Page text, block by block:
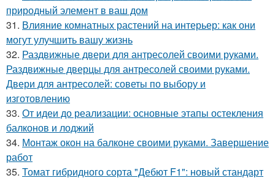
природный элемент в ваш дом
31. Влияние комнатных растений на интерьер: как они
могут улучшить вашу жизнь
32. Раздвижные двери для антресолей своими руками.
Раздвижные дверцы для антресолей своими руками.
Двери для антресолей: советы по выбору и
изготовлению
33. От идеи до реализации: основные этапы остекления
балконов и лоджий
34. Монтаж окон на балконе своими руками. Завершение
работ
35. Томат гибридного сорта "Дебют F1": новый стандарт